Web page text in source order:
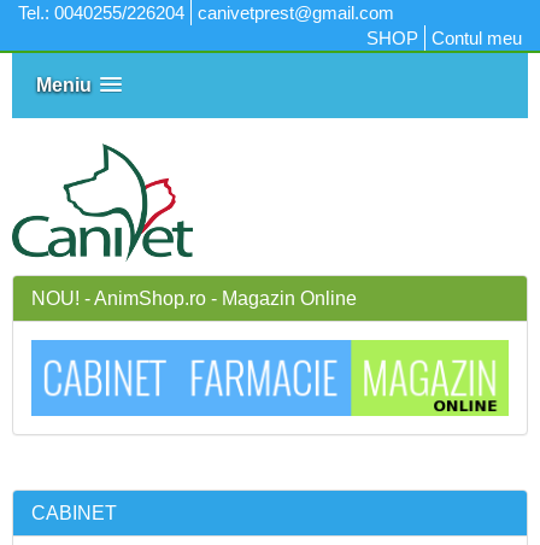
Tel.: 0040255/226204
canivetprest@gmail.com
SHOP
Contul meu
Meniu
NOU! - AnimShop.ro - Magazin Online
CABINET